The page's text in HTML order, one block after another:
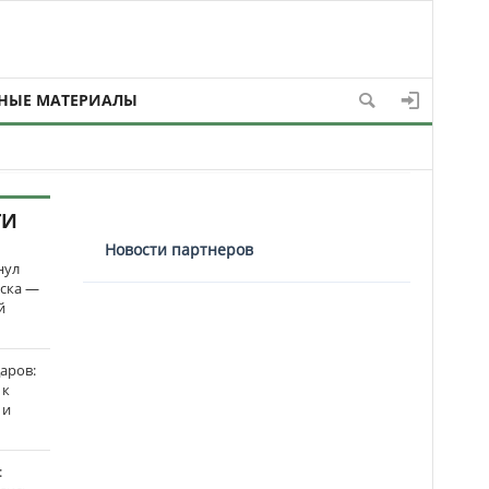
МАТЕРИАЛЫ
—
Новости партнеров